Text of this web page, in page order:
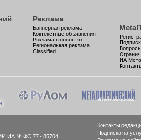
Реклама
Баннерная реклама
Контекстные объявления
Реклама в новостях
Региональная реклама
Classified
ИА
ИА № ФС 77 - 85704
Контакты
Подписка на